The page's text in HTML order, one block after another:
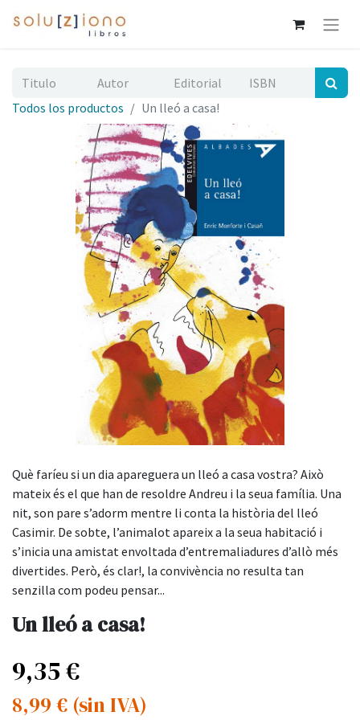
Todos los productos Un lleó a casa!
Què faríeu si un dia apareguera un lleó a casa vostra? Això
mateix és el que han de resoldre Andreu i la seua família. Una
nit, son pare s’adorm mentre li conta la història del lleó
Casimir. De sobte, l’animalot apareix a la seua habitació i
s’inicia una amistat envoltada d’entremaliadures d’allò més
divertides. Però, és clar!, la convivència no resulta tan
senzilla com podeu pensar...
Un lleó a casa!
9,35€
8,99 € (sin IVA)